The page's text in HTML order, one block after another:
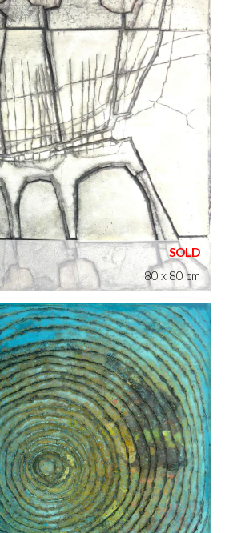
80 x 80 cm